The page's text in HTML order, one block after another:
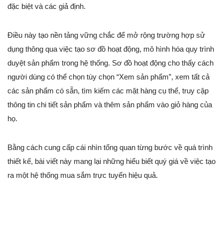
đặc biệt và các giả định.
Điều này tạo nền tảng vững chắc để mở rộng trường hợp sử
dụng thông qua việc tạo sơ đồ hoạt động, mô hình hóa quy trình
duyệt sản phẩm trong hệ thống. Sơ đồ hoạt động cho thấy cách
người dùng có thể chọn tùy chọn “Xem sản phẩm”, xem tất cả
các sản phẩm có sẵn, tìm kiếm các mặt hàng cụ thể, truy cập
thông tin chi tiết sản phẩm và thêm sản phẩm vào giỏ hàng của
họ.
Bằng cách cung cấp cái nhìn tổng quan từng bước về quá trình
thiết kế, bài viết này mang lại những hiểu biết quý giá về việc tạo
ra một hệ thống mua sắm trực tuyến hiệu quả.